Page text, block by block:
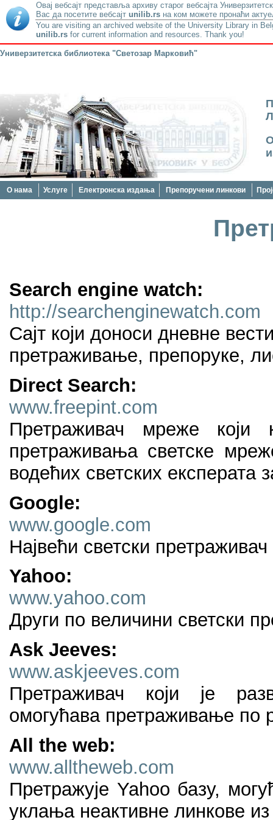
Овај вебсајт представља архиву старог вебсајта
Вас да посетите вебсајт unilib.rs на ком можете пронаћи
You are visiting an archived website of the University Library in
unilib.rs for current information and resources. Thank you!
Универзитетска библиотека "Светозар Марковић"
О нама Услуге Електронска издања Препоручени линкови
Search engine watch:
http://searchenginewatch.com
Сајт који доноси дневне
претраживање, препоруке,
Direct Search:
www.freepint.com
Претраживач мреже који
претраживања светске
водећих светских
Google:
www.google.com
Највећи светски претраживач
Yahoo:
www.yahoo.com
Други по величини светски
Ask Jeeves:
www.askjeeves.com
Претраживач који је
омогућава претраживање по
All the web:
www.alltheweb.com
Претражује Yahoo базу,
уклања неактивне линкове